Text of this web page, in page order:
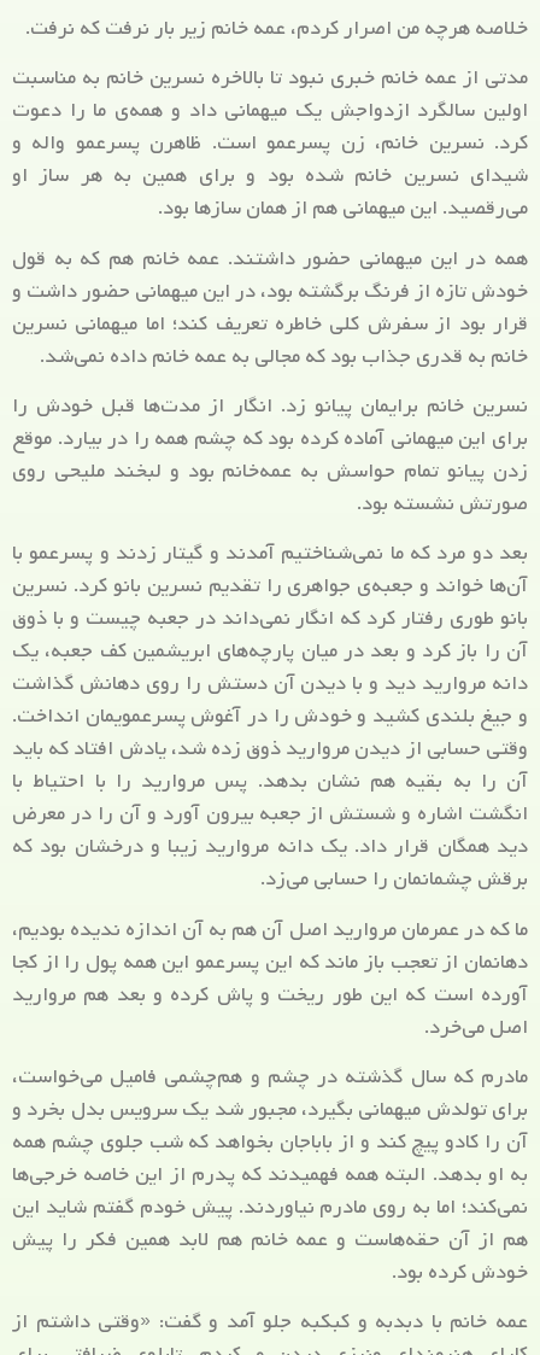
خلاصه هرچه من اصرار کردم، عمه خانم زیر بار نرفت که نرفت.
مدتی از عمه خانم خبری نبود تا بالاخره نسرین خانم به مناسبت
اولین سالگرد ازدواجش یک میهمانی داد و همه‌ی ما را دعوت
کرد. نسرین خانم، زن پسرعمو است. ظاهرن پسرعمو واله و
شیدای نسرین خانم شده بود و برای همین به هر ساز او
می‌رقصید. این میهمانی هم از همان سازها بود.
همه در این میهمانی حضور داشتند. عمه خانم هم که به قول
خودش تازه از فرنگ برگشته بود، در این میهمانی حضور داشت و
قرار بود از سفرش کلی خاطره تعریف کند؛ اما میهمانی نسرین
خانم به قدری جذاب بود که مجالی به عمه خانم داده نمی‌شد.
نسرین خانم برایمان پیانو زد. انگار از مدت‌ها قبل خودش را
برای این میهمانی آماده کرده بود که چشم ‌همه را در بیارد. موقع
زدن پیانو تمام حواسش به عمه‌خانم بود و لبخند ملیحی روی
صورتش نشسته بود.
بعد دو مرد که ما نمی‌شناختیم آمدند و گیتار زدند و پسرعمو با
آن‌ها خواند و جعبه‌ی جواهری را تقدیم نسرین بانو کرد. نسرین
بانو طوری رفتار کرد که انگار نمی‌داند در جعبه چیست و با ذوق
آن را باز کرد و بعد در میان پارچه‌های ابریشمین کف جعبه، یک
دانه مروارید دید و با دیدن آن دستش را روی دهانش گذاشت
و جیغ بلندی کشید و خودش را در آغوش پسرعمویمان انداخت.
وقتی حسابی از دیدن مروارید ذوق زده شد، یادش افتاد که باید
آن را به بقیه هم نشان بدهد. پس مروارید را با احتیاط با
انگشت اشاره و شستش از جعبه بیرون آورد و آن را در معرض
دید همگان قرار داد. یک دانه مروارید زیبا و درخشان بود که
برقش چشمانمان را حسابی می‌زد.
ما که در عمرمان مروارید اصل آن هم به آن اندازه ندیده بودیم،
دهانمان از تعجب باز ماند که این پسرعمو این همه پول را از کجا
آورده است که این طور ریخت و پاش کرده و بعد هم مروارید
اصل می‌خرد.
مادرم که سال گذشته در چشم و هم‌چشمی فامیل می‌خواست،
برای تولدش میهمانی بگیرد، مجبور شد یک سرویس بدل بخرد و
آن را کادو پیچ کند و از بابا‌جان بخواهد که شب جلوی چشم همه
به او بدهد. البته همه فهمیدند که پدرم از این خاصه خرجی‌ها
نمی‌کند؛ اما به روی مادرم نیاوردند. پیش خودم گفتم شاید این
هم از آن حقه‌هاست و عمه خانم هم لابد همین فکر را پیش
خودش کرده بود.
عمه خانم با دبدبه و کبکبه جلو آمد و گفت: «وقتی داشتم از